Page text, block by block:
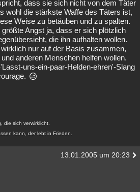
dass sie sich nicht von dem Täter
wohl die stärkste Waffe des Täters ist,
Weise zu betäuben und zu spalten.
Angst ja, dass er sich plötzlich
die ihn aufhalten wollen.
nur auf der Basis zusammen,
anderen Menschen helfen wollen.
uns-ein-paar-Helden-ehren'-Slang
die sich verwirklicht.
kann, der lebt in Frieden.
13.01.2005 um 20:23